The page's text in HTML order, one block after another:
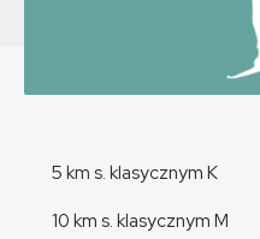
5 km s. klasycznym K
10 km s. klasycznym M